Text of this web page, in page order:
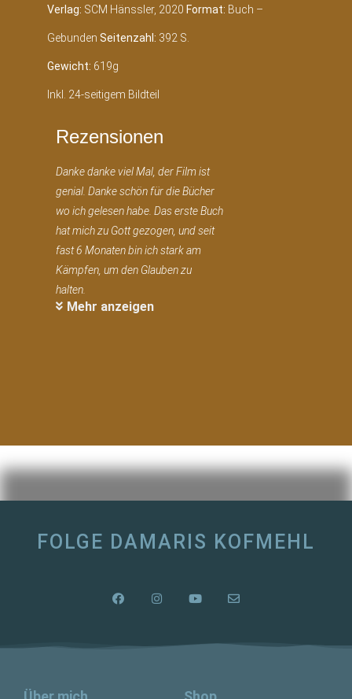
Verlag: SCM Hänssler, 2020 Format: Buch –
Gebunden Seitenzahl: 392 S.
Gewicht: 619g
Inkl. 24-seitigem Bildteil
Rezensionen
Danke danke viel Mal, der Film ist
genial. Danke schön für die Bücher
wo ich gelesen habe. Das erste Buch
hat mich zu Gott gezogen, und seit
fast 6 Monaten bin ich stark am
Kämpfen, um den Glauben zu
halten.
Mehr anzeigen
FOLGE DAMARIS KOFMEHL